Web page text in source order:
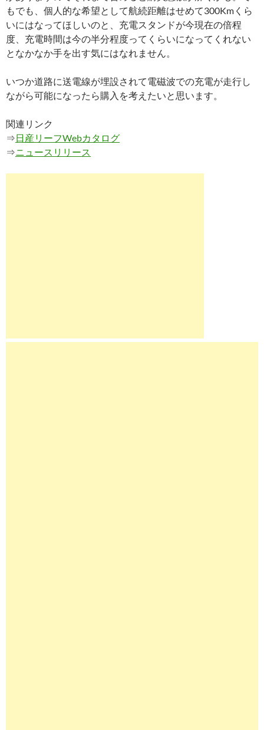
もでも、個人的な希望として航続距離はせめて300Kmくら
いにはなってほしいのと、充電スタンドが今現在の倍程
度、充電時間は今の半分程度ってくらいになってくれない
となかなか手を出す気にはなれません。
いつか道路に送電線が埋設されて電磁波での充電が走行し
ながら可能になったら購入を考えたいと思います。
関連リンク
⇒日産リーフWebカタログ
⇒ニュースリリース